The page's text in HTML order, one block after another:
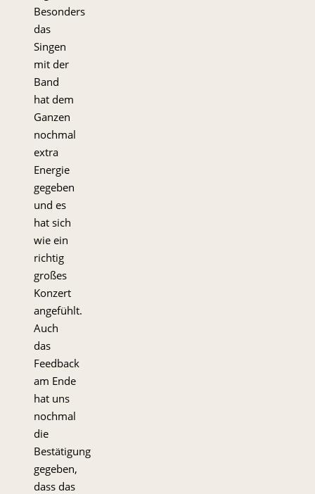
Besonders
das
Singen
mit der
Band
hat dem
Ganzen
nochmal
extra
Energie
gegeben
und es
hat sich
wie ein
richtig
großes
Konzert
angefühlt.
Auch
das
Feedback
am Ende
hat uns
nochmal
die
Bestätigung
gegeben,
dass das